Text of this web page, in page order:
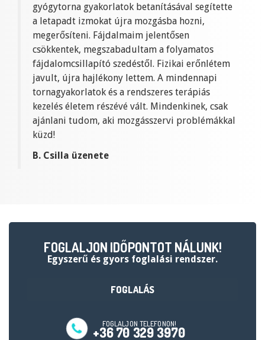
gyógytorna gyakorlatok betanításával segítette
a letapadt izmokat újra mozgásba hozni,
megerősíteni. Fájdalmaim jelentősen
csökkentek, megszabadultam a folyamatos
fájdalomcsillapító szedéstől. Fizikai erőnlétem
javult, újra hajlékony lettem. A mindennapi
tornagyakorlatok és a rendszeres terápiás
kezelés életem részévé vált. Mindenkinek, csak
ajánlani tudom, aki mozgásszervi problémákkal
küzd!
B. Csilla üzenete
FOGLALJON IDŐPONTOT NÁLUNK!
egyszerű és gyors foglalási rendszer.
FOGLALÁS
FOGLALJON TELEFONON!
+36 70 329 3970